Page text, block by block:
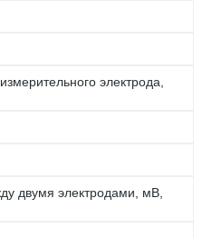
электрода,
двумя электродами, мВ,